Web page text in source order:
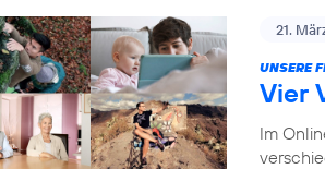
21.
UNSERE
Vier
Im